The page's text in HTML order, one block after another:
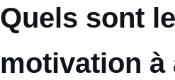
Quels sont
motivation à